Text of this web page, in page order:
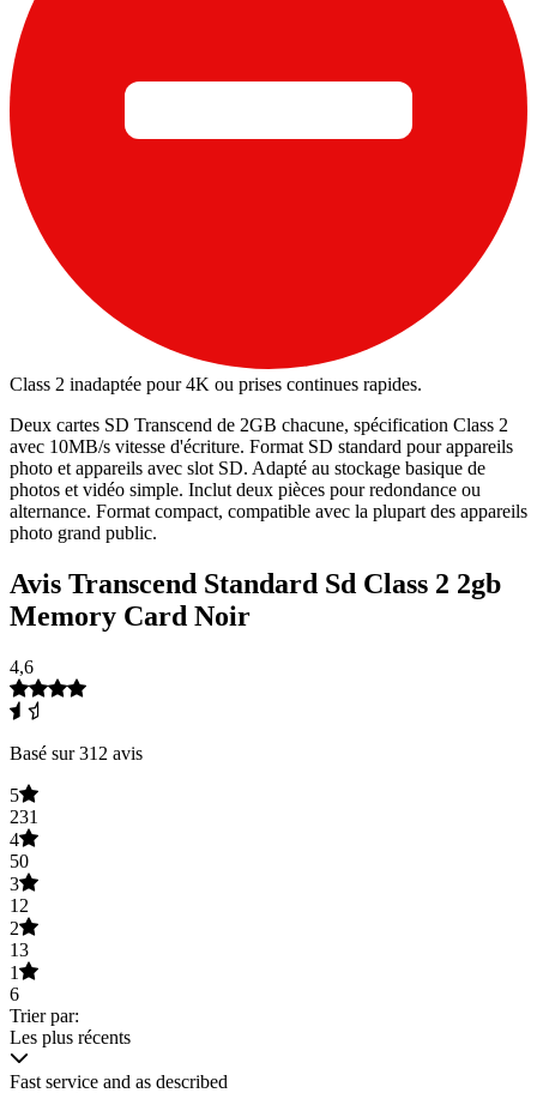
Class 2 inadaptée pour 4K ou prises continues rapides.
Deux cartes SD Transcend de 2GB chacune, spécification Class 2
avec 10MB/s vitesse d'écriture. Format SD standard pour appareils
photo et appareils avec slot SD. Adapté au stockage basique de
photos et vidéo simple. Inclut deux pièces pour redondance ou
alternance. Format compact, compatible avec la plupart des appareils
photo grand public.
Avis Transcend Standard Sd Class 2 2gb
Memory Card Noir
4,6
Basé sur 312 avis
5
231
4
50
3
12
2
13
1
6
Trier par:
Les plus récents
Fast service and as described